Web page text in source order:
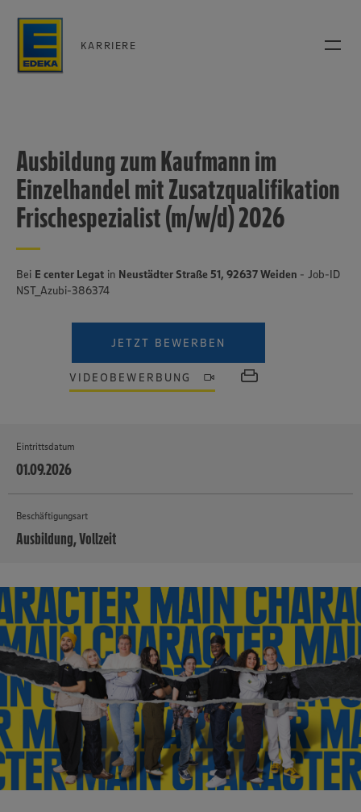
KARRIERE
Ausbildung zum Kaufmann im
Einzelhandel mit Zusatzqualifikation
Frischespezialist (m/w/d) 2026
Bei E center Legat in Neustädter Straße 51, 92637 Weiden - Job-ID
NST_Azubi-386374
JETZT BEWERBEN
VIDEOBEWERBUNG
Eintrittsdatum
01.09.2026
Beschäftigungsart
Ausbildung, Vollzeit